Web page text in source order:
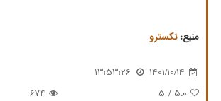
منبع:نكسترو
1401/10/14
13:53:26
5.0
/ 5
674